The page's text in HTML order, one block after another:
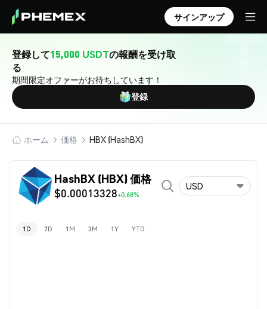
サインアップ
登録して15,000 USDTの報酬を受け取
る
期間限定オファーがお待ちしています！
登録
ホーム 価格 HBX (HashBX)
HashBX (HBX) 価格
$0.00013328+0.68%
USD
1D 7D 1M 3M 1Y YTD